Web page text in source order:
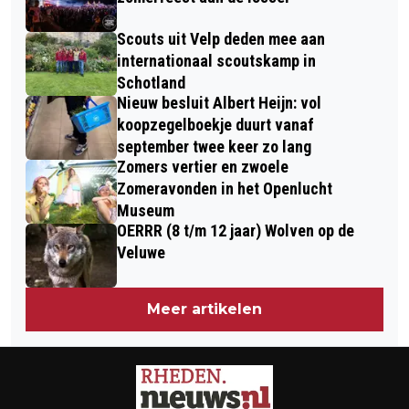
BIJNA KLAAR VOOR OPTOCHTEN
Scouts uit Velp deden mee aan
internationaal scoutskamp in
Schotland
Nieuw besluit Albert Heijn: vol
koopzegelboekje duurt vanaf
september twee keer zo lang
Zomers vertier en zwoele
Zomeravonden in het Openlucht
Museum
OERRR (8 t/m 12 jaar) Wolven op de
Veluwe
Meer artikelen